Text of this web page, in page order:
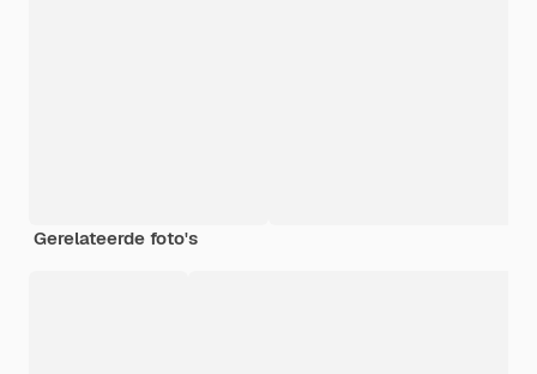
Gerelateerde foto's